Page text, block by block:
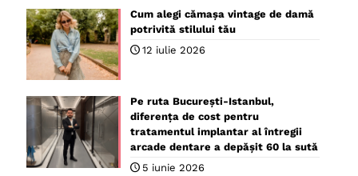
Cum alegi cămașa vintage de damă
potrivită stilului tău
12 iulie 2026
Pe ruta București-Istanbul,
diferența de cost pentru
tratamentul implantar al întregii
arcade dentare a depășit 60 la sută
5 iunie 2026